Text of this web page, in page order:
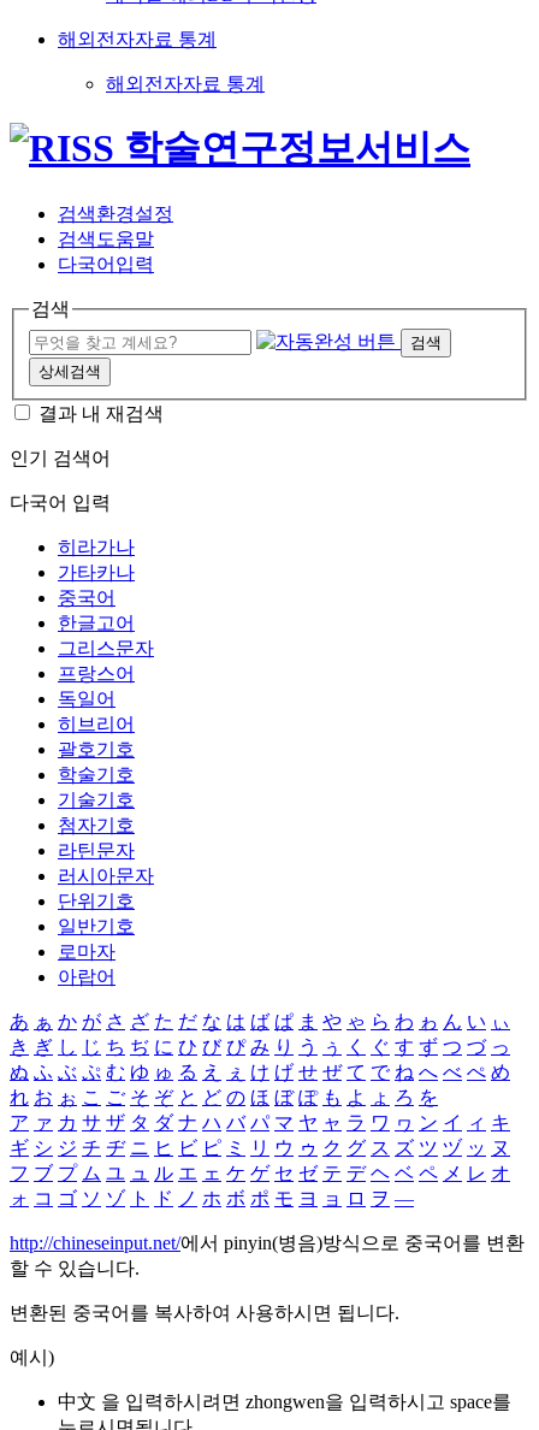
해외전자자료 통계
해외전자자료 통계
검색환경설정
검색도움말
다국어입력
검색
검색
상세검색
결과 내 재검색
인기 검색어
다국어 입력
히라가나
가타카나
중국어
한글고어
그리스문자
프랑스어
독일어
히브리어
괄호기호
학술기호
기술기호
첨자기호
라틴문자
러시아문자
단위기호
일반기호
로마자
아랍어
あ ぁ か が さ ざ た だ な は ば ぱ ま や ゃ ら わ ゎ ん い ぃ
き ぎ し じ ち ぢ に ひ び ぴ み り う ぅ く ぐ す ず つ づ っ
ぬ ふ ぶ ぷ む ゆ ゅ る え ぇ け げ せ ぜ て で ね へ べ ぺ め
れ お ぉ こ ご そ ぞ と ど の ほ ぼ ぽ も よ ょ ろ を
ア ァ カ サ ザ タ ダ ナ ハ バ パ マ ヤ ャ ラ ワ ヮ ン イ ィ キ
ギ シ ジ チ ヂ ニ ヒ ビ ピ ミ リ ウ ゥ ク グ ス ズ ツ ヅ ッ ヌ
フ ブ プ ム ユ ュ ル エ ェ ケ ゲ セ ゼ テ デ ヘ ベ ペ メ レ オ
ォ コ ゴ ソ ゾ ト ド ノ ホ ボ ポ モ ヨ ョ ロ ヲ ―
http://chineseinput.net/에서 pinyin(병음)방식으로 중국어를 변환
할 수 있습니다.
변환된 중국어를 복사하여 사용하시면 됩니다.
예시)
中文 을 입력하시려면 zhongwen을 입력하시고 space를